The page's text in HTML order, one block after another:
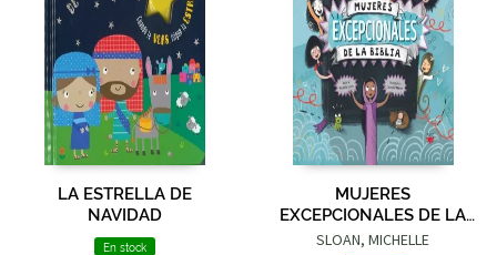
LA ESTRELLA DE
NAVIDAD
En stock
MUJERES
EXCEPCIONALES DE LA
BIBLIA
SLOAN, MICHELLE